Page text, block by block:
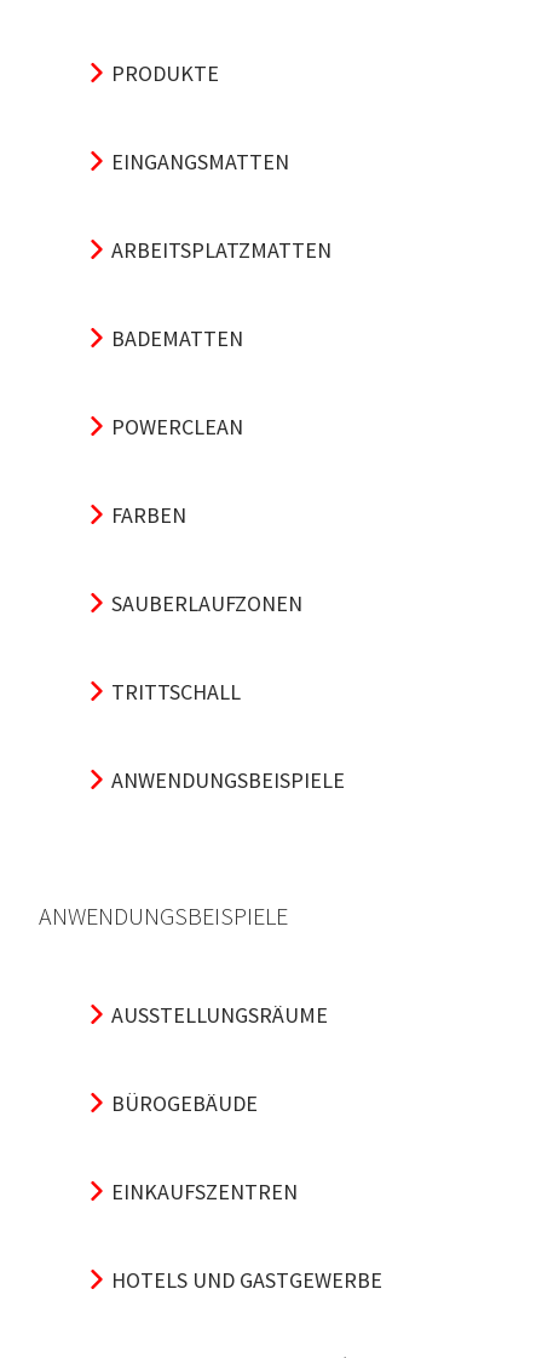
PRODUKTE
EINGANGSMATTEN
ARBEITSPLATZMATTEN
BADEMATTEN
POWERCLEAN
FARBEN
SAUBERLAUFZONEN
TRITTSCHALL
ANWENDUNGSBEISPIELE
ANWENDUNGSBEISPIELE
AUSSTELLUNGSRÄUME
BÜROGEBÄUDE
EINKAUFSZENTREN
HOTELS UND GASTGEWERBE